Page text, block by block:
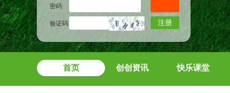
密码
验证码 注册
首页 创创资讯 快乐课堂